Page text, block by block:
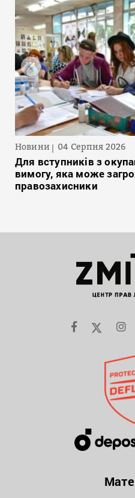
Новини 04 Серпня 2026
Для вступників з
вимогу, яка може
правозахисники